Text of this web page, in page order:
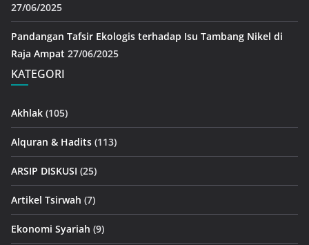
27/06/2025
Pandangan Tafsir Ekologis terhadap Isu Tambang Nikel di
Raja Ampat 27/06/2025
KATEGORI
Akhlak (105)
Alquran & Hadits (113)
ARSIP DISKUSI (25)
Artikel Tsirwah (7)
Ekonomi Syariah (9)